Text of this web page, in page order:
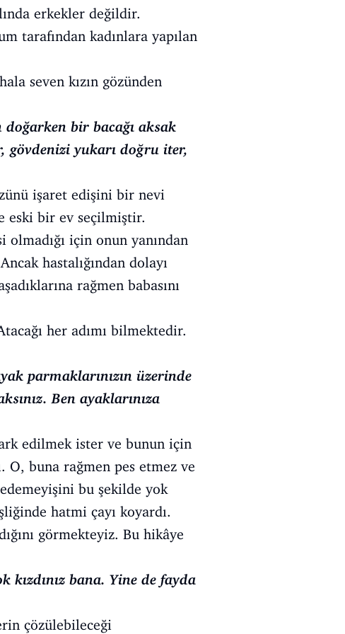
erkekler değildir.
tarafından kadınlara yapılan
seven kızın gözünden
doğarken bir bacağı aksak
gövdenizi yukarı doğru iter,
işaret edişini bir nevi
eski bir ev seçilmiştir.
olmadığı için onun yanından
hastalığından dolayı
rağmen babasını
her adımı bilmektedir.
parmaklarınızın üzerinde
Ben ayaklarınıza
edilmek ister ve bunun için
O, buna rağmen pes etmez ve
bu şekilde yok
hatmi çayı koyardı.
görmekteyiz. Bu hikâye
kızdınız bana. Yine de fayda
çözülebileceği